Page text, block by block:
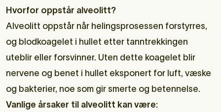
Hvorfor oppstår alveolitt?
Alveolitt oppstår når helingsprosessen forstyrres,
og blodkoagelet i hullet etter tanntrekkingen
uteblir eller forsvinner. Uten dette koagelet blir
nervene og benet i hullet eksponert for luft, væske
og bakterier, noe som gir smerte og betennelse.
Vanlige årsaker til alveolitt kan være: